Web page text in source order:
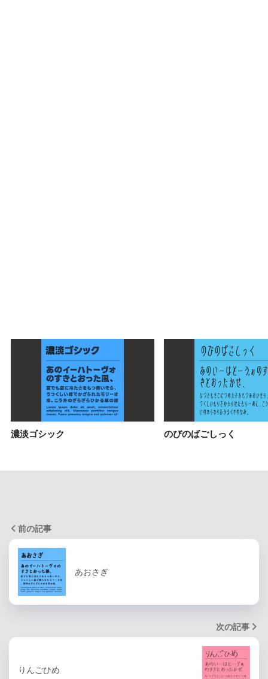
濃淡ゴシック のびのばごしっく
前の記事
あおさぎ
次の記事
りんごひめ